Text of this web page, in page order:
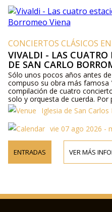
CONCIERTOS CLÁSICOS
VIVALDI - LAS CUATRO
DE SAN CARLO
Sólo unos pocos años antes
compuso su obra más famosa
compilación de cuatro
solo y orquesta de cuerda.
Vivaldi) son la imagen de la
furiosas tormentas de truenos
y el canto de los pájaros,
una banda de cazadores ....
Iglesia de San
vie 07 ago 2026 -
ENTRADAS VER MÁS